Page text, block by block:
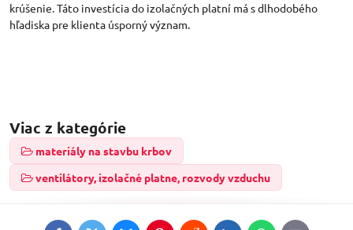
krúšenie. Táto investícia do izolačných platní má s dlhodobého
hľadiska pre klienta úsporný význam.
Viac z kategórie
materiály na stavbu krbov
ventilátory, izolačné platne, rozvody vzduchu